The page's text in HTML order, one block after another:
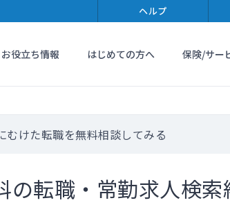
ヘルプ
お役立ち情報 はじめての方へ 保険/サー
むけた転職を無料相談してみる
の転職・常勤求人検索